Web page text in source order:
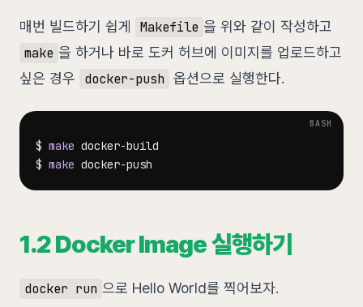
매번 빌드하기 쉽게 Makefile 을 위와 같이 작성하고
make 을 하거나 바로 도커 허브에 이미지를 업로드하고
싶은 경우
docker-push 옵션으로 실행한다.
$ make
$ make
1.2 Docker Image 실행하기
docker run 으로 Hello World를 찍어보자.